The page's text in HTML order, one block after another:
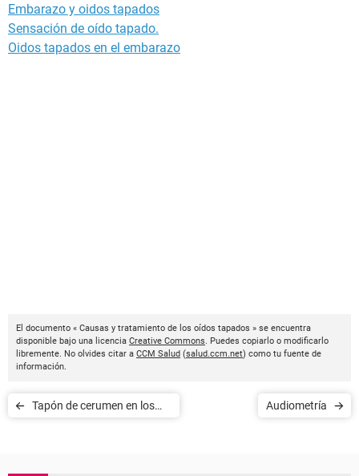
Embarazo y oidos tapados
Sensación de oído tapado.
Oidos tapados en el embarazo
El documento « Causas y tratamiento de los oídos tapados » se encuentra
disponible bajo una licencia Creative Commons. Puedes copiarlo o modificarlo
libremente. No olvides citar a CCM Salud (salud.ccm.net) como tu fuente de
información.
Tapón de cerumen en los
Audiometría